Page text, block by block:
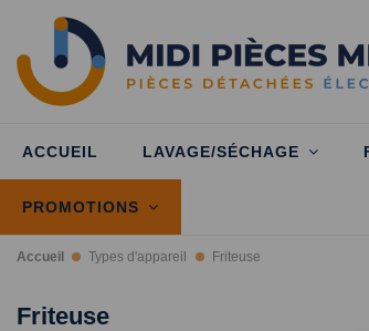
ACCUEIL LAVAGE/SÉCHAGE
PROMOTIONS
Accueil Types d'appareil Friteuse
Friteuse